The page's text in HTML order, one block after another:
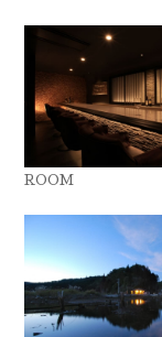
ROOM